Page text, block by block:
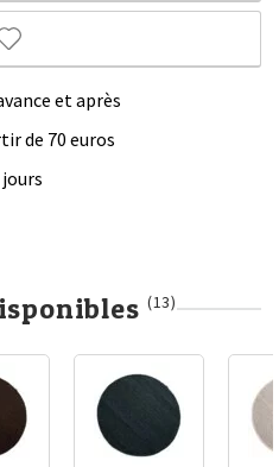
et après
de 70 euros
(13)